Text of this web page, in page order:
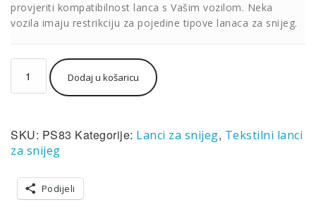
provjeriti kompatibilnost lanca s Vašim vozilom. Neka
vozila imaju restrikciju za pojedine tipove lanaca za snijeg.
snijeg
Polaire
Prime
PS83
količina
Dodaj u košaricu
SKU: PS83 Kategorije: Lanci za snijeg, Tekstilni lanci
za snijeg
Podijeli